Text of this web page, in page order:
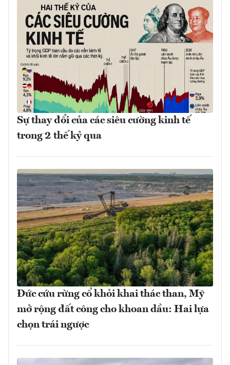
Sự thay đổi của các siêu cường kinh tế
trong 2 thế kỷ qua
Đức cứu rừng cổ khỏi khai thác than, Mỹ
mở rộng đất công cho khoan dầu: Hai lựa
chọn trái ngược